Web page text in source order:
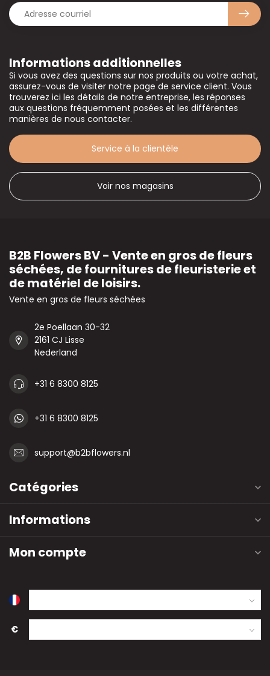
Informations additionnelles
Si vous avez des questions sur nos produits ou votre achat,
assurez-vous de visiter notre page de service client. Vous
trouverez ici les détails de notre entreprise, les réponses
aux questions fréquemment posées et les différentes
manières de nous contacter.
Service à la clientèle
Voir nos magasins
B2B Flowers BV - Vente en gros de fleurs
séchées, de fournitures de fleuristerie et
de matériel de loisirs.
Vente en gros de fleurs séchées
2e Poellaan 30-32
2161 CJ Lisse
Nederland
+31 6 8300 8125
+31 6 8300 8125
support@b2bflowers.nl
Catégories
Informations
Mon compte
€